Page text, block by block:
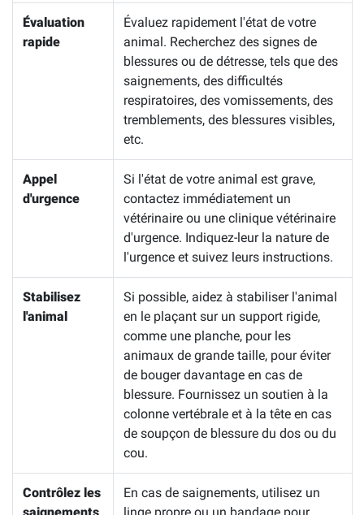
Évaluation
rapide
Évaluez rapidement l'état de votre
animal. Recherchez des signes de
blessures ou de détresse, tels que des
saignements, des difficultés
respiratoires, des vomissements, des
tremblements, des blessures visibles,
etc.
Appel
d'urgence
Si l'état de votre animal est grave,
contactez immédiatement un
vétérinaire ou une clinique vétérinaire
d'urgence. Indiquez-leur la nature de
l'urgence et suivez leurs instructions.
Stabilisez
l'animal
Si possible, aidez à stabiliser l'animal
en le plaçant sur un support rigide,
comme une planche, pour les
animaux de grande taille, pour éviter
de bouger davantage en cas de
blessure. Fournissez un soutien à la
colonne vertébrale et à la tête en cas
de soupçon de blessure du dos ou du
cou.
Contrôlez les
En cas de saignements, utilisez un